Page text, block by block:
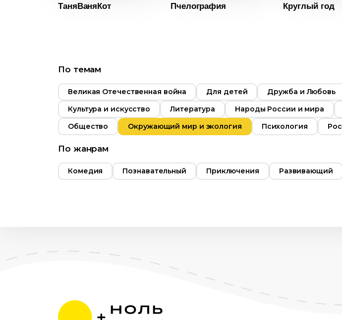
ТаняВаняКот Пчелография
Страна
Круглый год
По темам
Великая Отечественная война Для детей Дружба и Любовь
Культура и искусство
Литература Народы России и мира
Общество
Окружающий мир и экология Психология
По жанрам
Комедия Познавательный Приключения Развивающий